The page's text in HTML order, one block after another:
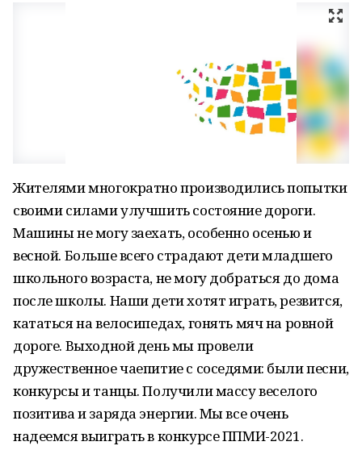
Жителями многократно производились попытки
своими силами улучшить состояние дороги.
Машины не могу заехать, особенно осенью и
весной. Больше всего страдают дети младшего
школьного возраста, не могу добраться до дома
после школы. Наши дети хотят играть, резвится,
кататься на велосипедах, гонять мяч на ровной
дороге. Выходной день мы провели
дружественное чаепитие с соседями: были песни,
конкурсы и танцы. Получили массу веселого
позитива и заряда энергии. Мы все очень
надеемся выиграть в конкурсе ППМИ-2021.